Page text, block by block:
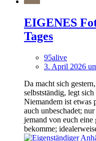
EIGENES
Tages
95alive
3. April 2026
Da macht sich
selbstständig, legt
Niemandem ist etwas
auch unbeschadet;
jemand von euch eine
bekomme;